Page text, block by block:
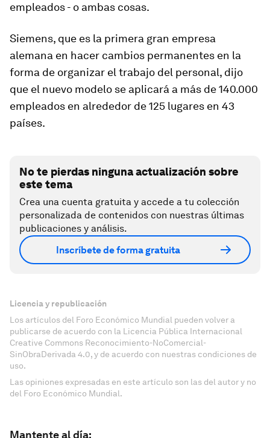
empleados - o ambas cosas.
Siemens, que es la primera gran empresa
alemana en hacer cambios permanentes en la
forma de organizar el trabajo del personal, dijo
que el nuevo modelo se aplicará a más de 140.000
empleados en alrededor de 125 lugares en 43
países.
No te pierdas ninguna actualización sobre
este tema
Crea una cuenta gratuita y accede a tu colección
personalizada de contenidos con nuestras últimas
publicaciones y análisis.
Inscríbete de forma gratuita
Licencia y republicación
Los artículos del Foro Económico Mundial pueden volver a
publicarse de acuerdo con la Licencia Pública Internacional
Creative Commons Reconocimiento-NoComercial-
SinObraDerivada 4.0, y de acuerdo con nuestras condiciones de
uso.
Las opiniones expresadas en este artículo son las del autor y no
del Foro Económico Mundial.
Mantente al día: